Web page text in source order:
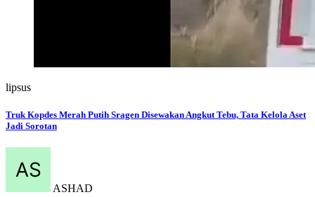
lipsus
Truk Kopdes Merah Putih Sragen Disewakan Angkut Tebu, Tata Kelola Aset
Jadi Sorotan
ASHAD